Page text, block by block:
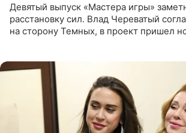
Девятый выпуск «Мастера игры»
расстановку сил. Влад Череватый
на сторону Темных, в проект пришел